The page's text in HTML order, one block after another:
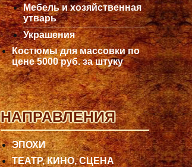
Мебель и хозяйственная
утварь
Украшения
Костюмы для массовки по
цене 5000 руб. за штуку
НАПРАВЛЕНИЯ
ЭПОХИ
ТЕАТР, КИНО, СЦЕНА